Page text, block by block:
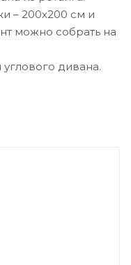
– 200х200 см и
можно собрать на
дивана.